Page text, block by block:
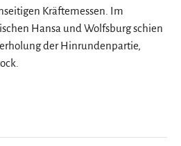
Kräftemessen. Im
Hansa und Wolfsburg schien
der Hinrundenpartie,